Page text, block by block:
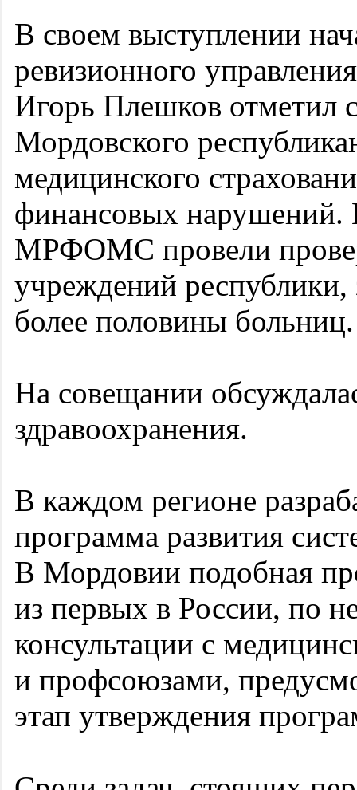
В своем выступлении
ревизионного
Игорь Плешков отметил
Мордовского
медицинского
финансовых нарушений.
МРФОМС провели
учреждений
более половины больниц.
На совещании
здравоохранения.
В каждом регионе
программа развития
В Мордовии подобная
из первых в России, по
консультации с
и профсоюзами,
этап утверждения